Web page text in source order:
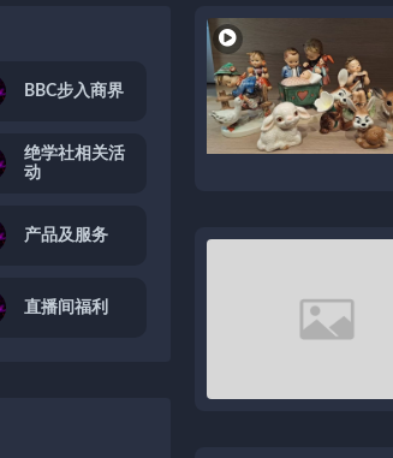
BBC步入商界
绝学社相关活
动
产品及服务
直播间福利